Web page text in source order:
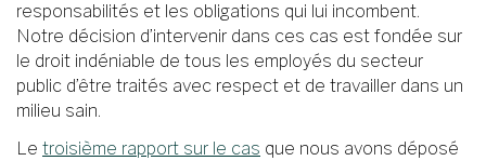
responsabilités et les obligations qui lui incombent.
Notre décision d’intervenir dans ces cas est fondée sur
le droit indéniable de tous les employés du secteur
public d’être traités avec respect et de travailler dans un
milieu sain.
Le troisième rapport sur le cas que nous avons déposé